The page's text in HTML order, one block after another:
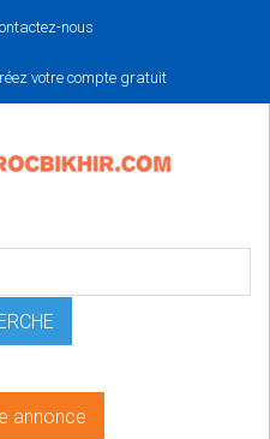
nous
votre compte gratuit
annonce